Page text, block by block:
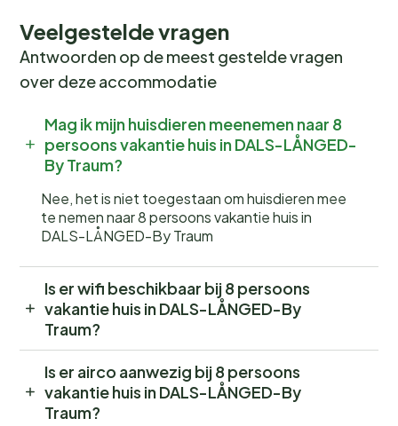
Veelgestelde vragen
Antwoorden op de meest gestelde vragen
over deze accommodatie
Mag ik mijn huisdieren meenemen naar 8
persoons vakantie huis in DALS-LÅNGED-
By Traum?
Nee, het is niet toegestaan om huisdieren mee
te nemen naar 8 persoons vakantie huis in
DALS-LÅNGED-By Traum
Is er wifi beschikbaar bij 8 persoons
vakantie huis in DALS-LÅNGED-By
Traum?
Is er airco aanwezig bij 8 persoons
vakantie huis in DALS-LÅNGED-By
Traum?